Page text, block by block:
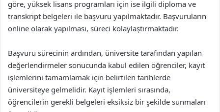
göre, yüksek lisans programları için ise ilgili diploma ve
transkript belgeleri ile başvuru yapılmaktadır. Başvuruların
online olarak yapılması, süreci kolaylaştırmaktadır.
Başvuru sürecinin ardından, üniversite tarafından yapılan
değerlendirmeler sonucunda kabul edilen öğrenciler, kayıt
işlemlerini tamamlamak için belirtilen tarihlerde
üniversiteye gelmelidir. Kayıt işlemleri sırasında,
öğrencilerin gerekli belgeleri eksiksiz bir şekilde sunmaları